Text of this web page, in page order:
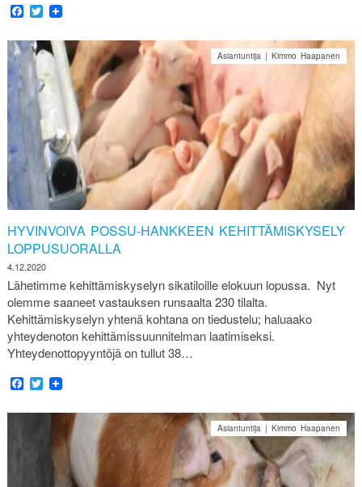
Facebook
Twitter
HYVINVOIVA POSSU-HANKKEEN KEHITTÄMISKYSELY
LOPPUSUORALLA
4.12.2020
Asiantuntija | Kimmo Haapanen
Lähetimme kehittämiskyselyn sikatiloille elokuun lopussa. Nyt
olemme saaneet vastauksen runsaalta 230 tilalta.
Kehittämiskyselyn yhtenä kohtana on tiedustelu; haluaako
yhteydenoton kehittämissuunnitelman laatimiseksi.
Yhteydenottopyyntöjä on tullut 38…
Facebook
Twitter
Asiantuntija | Kimmo Haapanen